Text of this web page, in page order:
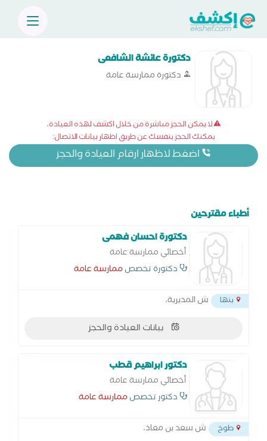
دكتورة عائشة الشافعى
دكتورة ممارسة عامة
لا يمكن الحجز مباشرة من خلال اكشف لهذه العيادة،
يمكنك الحجز بنفسك عن طريق اظهار بيانات الاتصال:
اضغط لاظهار ارقام العيادة والحجز
أطباء مقترحين
دكتورة احسان فهمى
أخصائي ممارسة عامة
دكتورة تخصص ممارسة عامة
بنها ش المديرية،
بيانات العيادة والحجز
دكتور ابراهيم قطب
أخصائي ممارسة عامة
دكتور تخصص ممارسة عامة
طوخ ش سعد بن معاذ،